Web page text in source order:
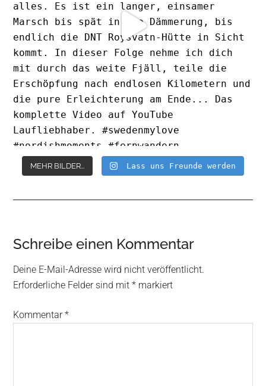
MEHR BILDER... Lass uns Freunde werden
Reader
Interactions
Schreibe einen Kommentar
Deine E-Mail-Adresse wird nicht veröffentlicht.
Erforderliche Felder sind mit* markiert
Kommentar*